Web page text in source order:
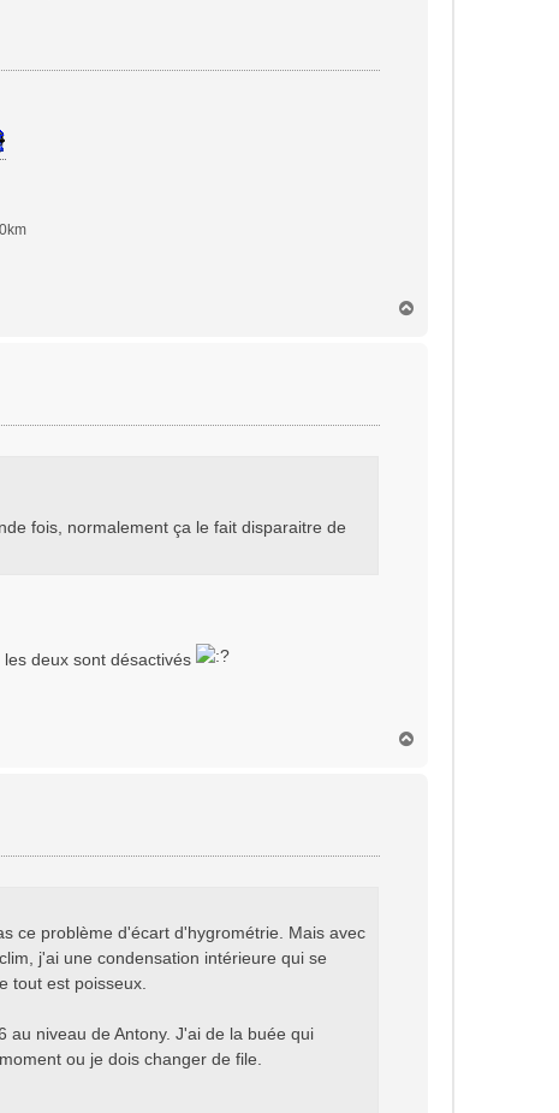
fois, normalement ça le fait disparaitre de
deux sont désactivés
ce problème d'écart d'hygrométrie. Mais avec
j'ai une condensation intérieure qui se
tout est poisseux.
niveau de Antony. J'ai de la buée qui
ou je dois changer de file.